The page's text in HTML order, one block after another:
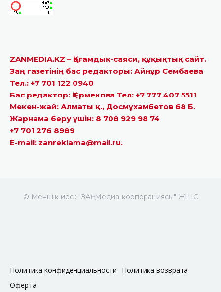
ZANMEDIA.KZ – Қоғамдық-саяси, құқықтық сайт.
Заң газетінің бас редакторы: Айнұр Сембаева
Тел.: +7 701 122 0940
Бас редактор: Қ.Ермекова Тел: +7 777 407 5511
Мекен-жай: Алматы қ., Досмұхамбетов 68 Б.
Жарнама беру үшін: 8 708 929 98 74
+7 701 276 8989
E-mail: zanreklama@mail.ru.
© Меншік иесі: "ЗАҢ" Медиа-корпорациясы" ЖШС
Политика конфиденциальности
Политика возврата
Оферта